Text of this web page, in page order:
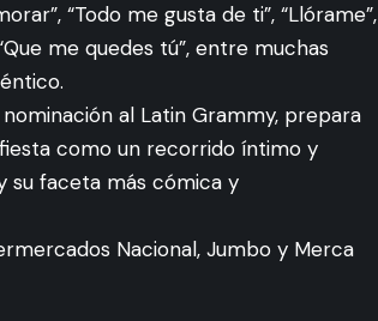
“Todo me gusta de ti”, “Llórame”,
me quedes tú”, entre muchas
al Latin Grammy, prepara
como un recorrido íntimo y
su faceta más cómica y
Nacional, Jumbo y Merca